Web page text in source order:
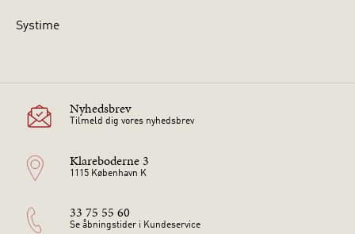
Systime
Nyhedsbrev
Tilmeld dig vores nyhedsbrev
Klareboderne 3
1115 København K
33 75 55 60
Se åbningstider i Kundeservice